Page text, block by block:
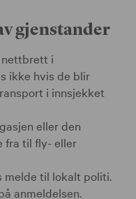
gjenstander
nettbrett i
ikke hvis de blir
i innsjekket
eller den
fra til fly- eller
til lokalt politi.
anmeldelsen.